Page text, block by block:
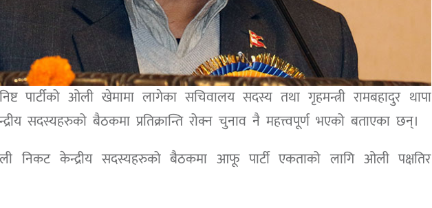
पार्टीको ओली खेमामा लागेका सचिवालय सदस्य तथा गृहमन्त्री रामबहादुर थापा
सदस्यहरुको बैठकमा प्रतिक्रान्ति रोक्न चुनाव नै महत्त्वपूर्ण भएको बताएका छन्।
निकट केन्द्रीय सदस्यहरुको बैठकमा आफू पार्टी एकताको लागि ओली पक्षतिर